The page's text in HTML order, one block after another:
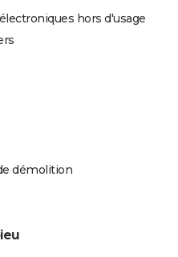
hors d'usage
démolition